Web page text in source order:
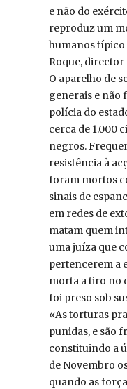
e não do
reproduz um
humanos típico
Roque,
O aparelho de
generais e não
polícia do
cerca de 1.000
negros.
resistência à
foram mortos
sinais de
em redes de
matam quem
uma juíza que
pertencerem a
morta a tiro no
foi preso sob
«As torturas
punidas, e são
constituindo a
de Novembro
quando as